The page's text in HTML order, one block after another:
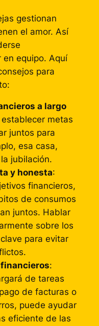
gestionan
el amor. Así
equipo. Aquí
para
a largo
metas
juntos para
esa casa,
jubilación.
y honesta:
financieros,
de consumos
juntos. Hablar
sobre los
para evitar
:
de tareas
de facturas o
puede ayudar
eficiente de las